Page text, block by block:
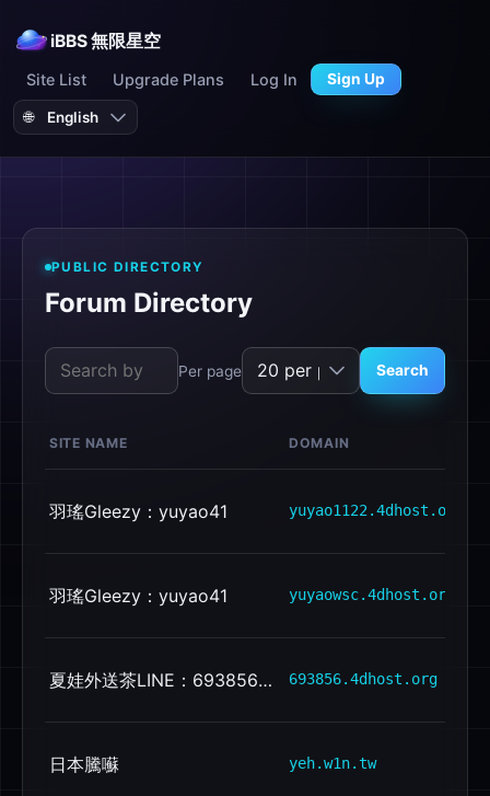
iBBS 無限星空
Site List Upgrade Plans Log In Sign Up
🌐
PUBLIC DIRECTORY
Forum Directory
Per page Search
SITE NAME DOMAIN
羽瑤Gleezy：yuyao41 yuyao1122.4dhost.org
羽瑤Gleezy：yuyao41 yuyaowsc.4dhost.org
夏娃外送茶LINE：693856台湾出差旅游叫小姐 693856.4dhost.org
日本騰囌 yeh.w1n.tw